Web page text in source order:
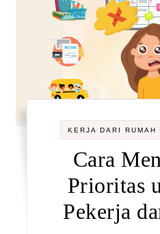
KERJA DARI RUMAH
Cara
Prioritas
Pekerja